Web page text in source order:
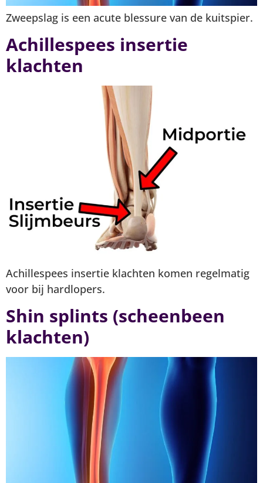
Zweepslag is een acute blessure van de kuitspier.
Achillespees insertie
klachten
Achillespees insertie klachten komen regelmatig
voor bij hardlopers.
Shin splints (scheenbeen
klachten)